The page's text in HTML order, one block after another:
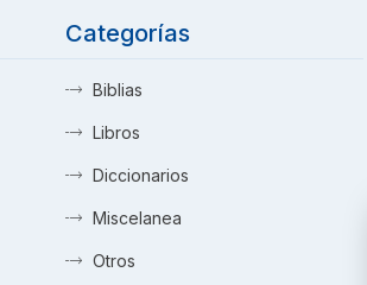
Categorías
Biblias
Libros
Diccionarios
Miscelanea
Otros